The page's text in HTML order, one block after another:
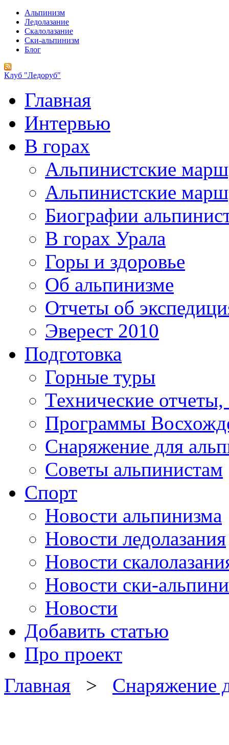
Альпинизм
Ледолазание
Скалолазание
Ски-альпинизм
Блог
Клуб "Ледоруб"
Главная
Интервью
В горах
Альпинистские
Альпинистские
Биографии
В горах Урала
Горы и здоровье
Об альпинизме
Отчеты об
Эверест 2010
Подготовка
Горные туры
Технические
Программы
Снаряжение для
Советы альпинистам
Спорт
Новости альпинизма
Новости ледолазания
Новости
Новости ски-
Новости
Добавить статью
Про проект
Главная > Снаряжение